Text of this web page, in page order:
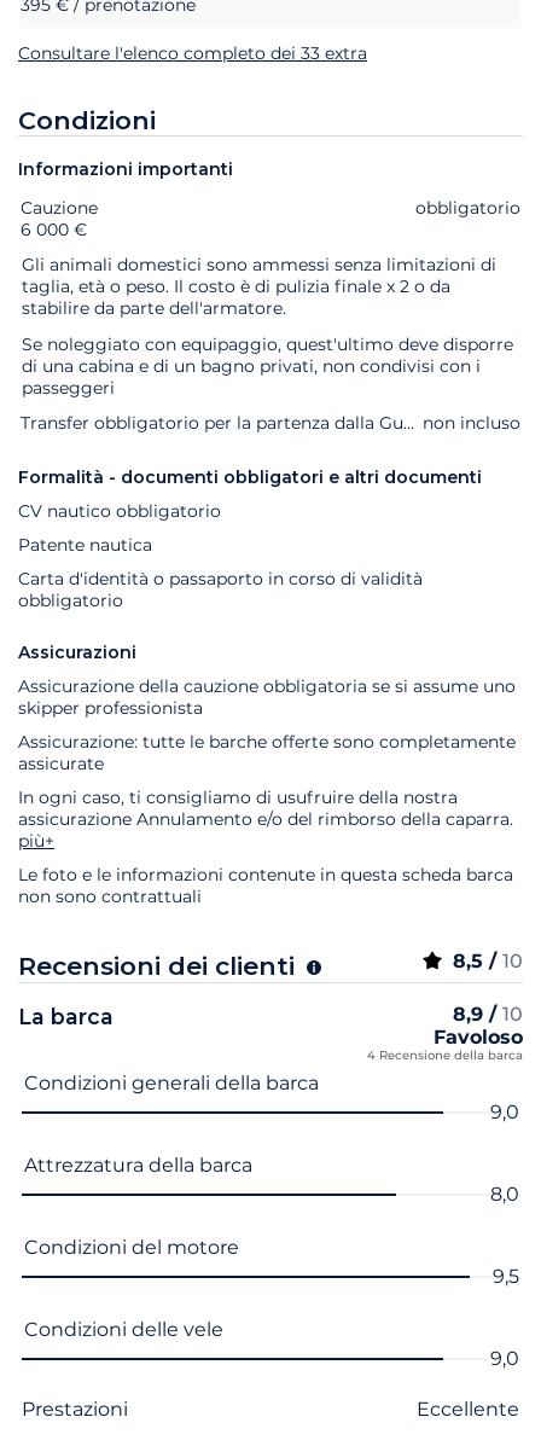
395 € / prenotazione
Consultare l'elenco completo dei 33 extra
Condizioni
Informazioni importanti
Extra Stato
Cauzione
obbligatorio
6 000 €
Gli animali domestici sono ammessi senza limitazioni di
taglia, età o peso. Il costo è di pulizia finale x 2 o da
stabilire da parte dell'armatore.
Se noleggiato con equipaggio, quest'ultimo deve disporre
di una cabina e di un bagno privati, non condivisi con i
passeggeri
Transfer obbligatorio per la partenza dalla Guadalupa o Martinica se si arriva alla base dopo le 18:00. non incluso
Formalità - documenti obbligatori e altri documenti
CV nautico obbligatorio
Patente nautica
Carta d'identità o passaporto in corso di validità
obbligatorio
Assicurazioni
Assicurazione della cauzione obbligatoria se si assume uno
skipper professionista
Assicurazione: tutte le barche offerte sono completamente
assicurate
In ogni caso, ti consigliamo di usufruire della nostra
assicurazione Annulamento e/o del rimborso della caparra.
più+
Le foto e le informazioni contenute in questa scheda barca
non sono contrattuali
Recensioni dei clienti 8,5 / 10
La barca 8,9 / 10
Favoloso
4 Recensione della barca
Nome del criterio Voto
Condizioni generali della barca
9,0
Attrezzatura della barca
8,0
Condizioni del motore
9,5
Condizioni delle vele
9,0
Prestazioni Eccellente